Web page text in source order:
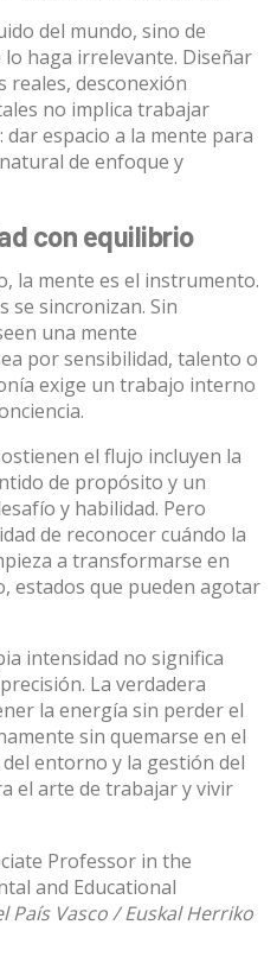
del mundo, sino de
haga irrelevante. Diseñar
reales, desconexión
no implica trabajar
espacio a la mente para
de enfoque y
con equilibrio
la mente es el instrumento.
se sincronizan. Sin
una mente
por sensibilidad, talento o
exige un trabajo interno
el flujo incluyen la
de propósito y un
y habilidad. Pero
de reconocer cuándo la
a transformarse en
estados que pueden agotar
intensidad no significa
La verdadera
la energía sin perder el
sin quemarse en el
entorno y la gestión del
el arte de trabajar y vivir
Professor in the
and Educational
País Vasco / Euskal Herriko